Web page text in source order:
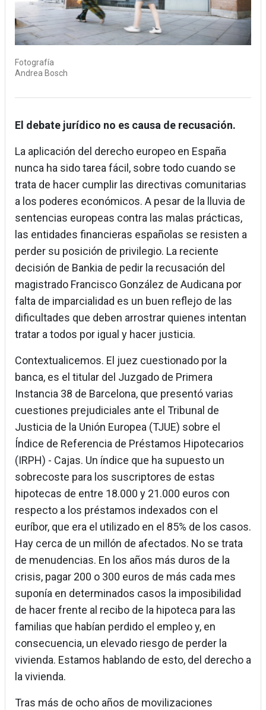
Fotografía
Andrea Bosch
El debate jurídico no es causa de recusación.
La aplicación del derecho europeo en España
nunca ha sido tarea fácil, sobre todo cuando se
trata de hacer cumplir las directivas comunitarias
a los poderes económicos. A pesar de la lluvia de
sentencias europeas contra las malas prácticas,
las entidades financieras españolas se resisten a
perder su posición de privilegio. La reciente
decisión de Bankia de pedir la recusación del
magistrado Francisco González de Audicana por
falta de imparcialidad es un buen reflejo de las
dificultades que deben arrostrar quienes intentan
tratar a todos por igual y hacer justicia.
Contextualicemos. El juez cuestionado por la
banca, es el titular del Juzgado de Primera
Instancia 38 de Barcelona, que presentó varias
cuestiones prejudiciales ante el Tribunal de
Justicia de la Unión Europea (TJUE) sobre el
Índice de Referencia de Préstamos Hipotecarios
(IRPH) - Cajas. Un índice que ha supuesto un
sobrecoste para los suscriptores de estas
hipotecas de entre 18.000 y 21.000 euros con
respecto a los préstamos indexados con el
euríbor, que era el utilizado en el 85% de los casos.
Hay cerca de un millón de afectados. No se trata
de menudencias. En los años más duros de la
crisis, pagar 200 o 300 euros de más cada mes
suponía en determinados casos la imposibilidad
de hacer frente al recibo de la hipoteca para las
familias que habían perdido el empleo y, en
consecuencia, un elevado riesgo de perder la
vivienda. Estamos hablando de esto, del derecho a
la vivienda.
Tras más de ocho años de movilizaciones